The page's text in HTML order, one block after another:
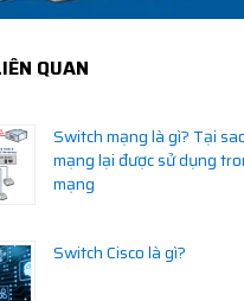
QUAN
Switch mạng là gì? Tại
mạng lại được sử dụng
mạng
Switch Cisco là gì?